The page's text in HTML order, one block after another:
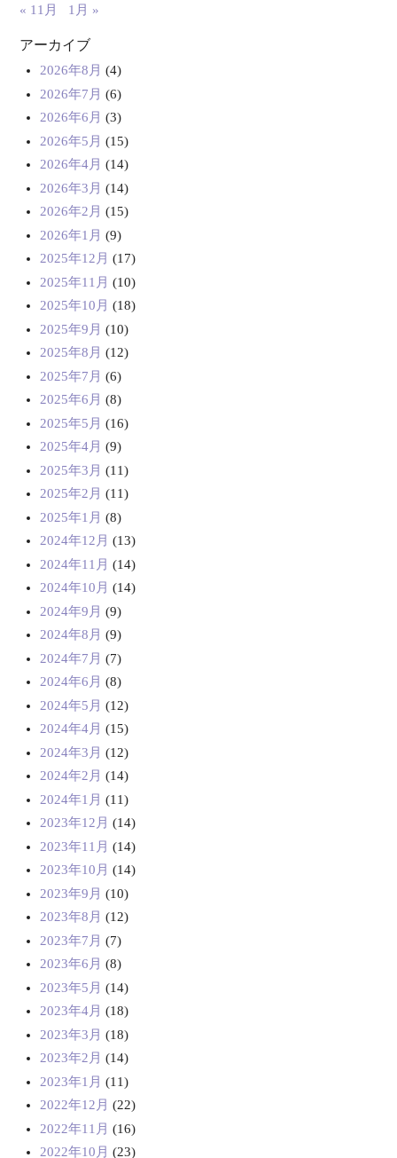
« 11月 1月 »
アーカイブ
2026年8月 (4)
2026年7月 (6)
2026年6月 (3)
2026年5月 (15)
2026年4月 (14)
2026年3月 (14)
2026年2月 (15)
2026年1月 (9)
2025年12月 (17)
2025年11月 (10)
2025年10月 (18)
2025年9月 (10)
2025年8月 (12)
2025年7月 (6)
2025年6月 (8)
2025年5月 (16)
2025年4月 (9)
2025年3月 (11)
2025年2月 (11)
2025年1月 (8)
2024年12月 (13)
2024年11月 (14)
2024年10月 (14)
2024年9月 (9)
2024年8月 (9)
2024年7月 (7)
2024年6月 (8)
2024年5月 (12)
2024年4月 (15)
2024年3月 (12)
2024年2月 (14)
2024年1月 (11)
2023年12月 (14)
2023年11月 (14)
2023年10月 (14)
2023年9月 (10)
2023年8月 (12)
2023年7月 (7)
2023年6月 (8)
2023年5月 (14)
2023年4月 (18)
2023年3月 (18)
2023年2月 (14)
2023年1月 (11)
2022年12月 (22)
2022年11月 (16)
2022年10月 (23)